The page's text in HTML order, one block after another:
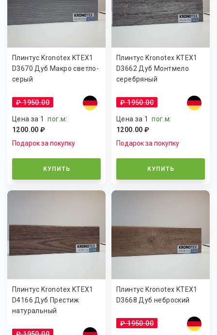
Плинтус Kronotex KTEX1
D3670 Дуб Макро светло-
серый
₽ 1950.00
Цена за 1пог.м:
1200.00 ₽
Подарок за покупку
КУПИТЬ
Плинтус Kronotex KTEX1
D3662 Дуб Монтмело
серебряный
₽ 1950.00
Цена за 1пог.м:
1200.00 ₽
Подарок за покупку
КУПИТЬ
Плинтус Kronotex KTEX1
D4166 Дуб Престиж
натуральный
Плинтус Kronotex KTEX1
D3668 Дуб неброский
₽ 1950.00